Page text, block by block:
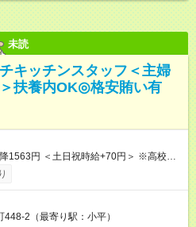
未読
キッチンスタッフ＜主婦
＞扶養内OK◎格安賄い有
+70円＞ ※高校生
採用時と同じです。 ※最大12ヶ月の間
448-2（最寄り駅：小平）